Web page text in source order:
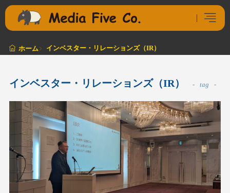
ホーム インベスター・リレーションズ（IR）
インベスター・リレーションズ（IR） tag